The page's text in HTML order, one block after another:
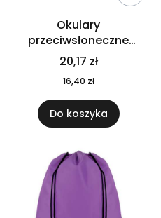
Okulary
przeciwsłoneczne
CALIFORNIA TOUCH
MO9617-10
20,17 zł
16,40 zł
Do koszyka